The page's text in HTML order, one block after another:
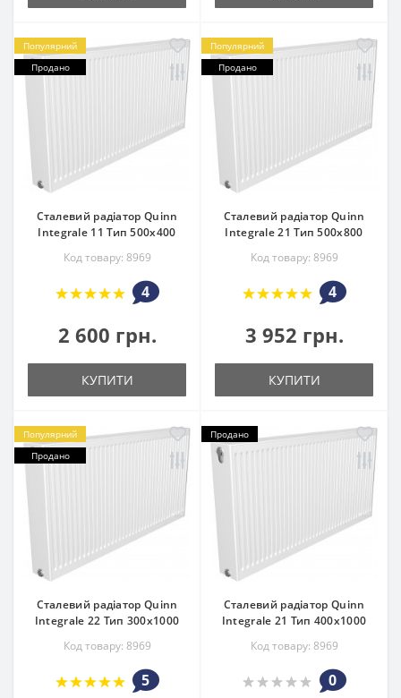
Популярний
Продано
Сталевий радіатор Quinn
Integrale 11 Тип 500х400
Код товару: 8969
4
2 600 грн.
КУПИТИ
Популярний
Продано
Сталевий радіатор Quinn
Integrale 21 Тип 500х800
Код товару: 8969
4
3 952 грн.
КУПИТИ
Популярний
Продано
Сталевий радіатор Quinn
Integrale 22 Тип 300х1000
Код товару: 8969
5
Продано
Сталевий радіатор Quinn
Integrale 21 Тип 400х1000
Код товару: 8969
0